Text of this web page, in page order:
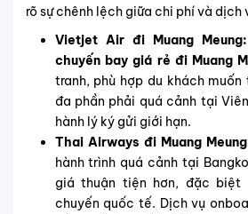
rõ sự chênh lệch giữa chi phí và dịch
Vietjet Air đi Muang Meung:
chuyến bay giá rẻ đi Muang
tranh, phù hợp du khách
đa phần phải quá cảnh tại
hành lý ký gửi giới hạn.
Thai Airways đi Muang Meung
hành trình quá cảnh tại
giá thuận tiện hơn, đặc
chuyến quốc tế. Dịch vụ